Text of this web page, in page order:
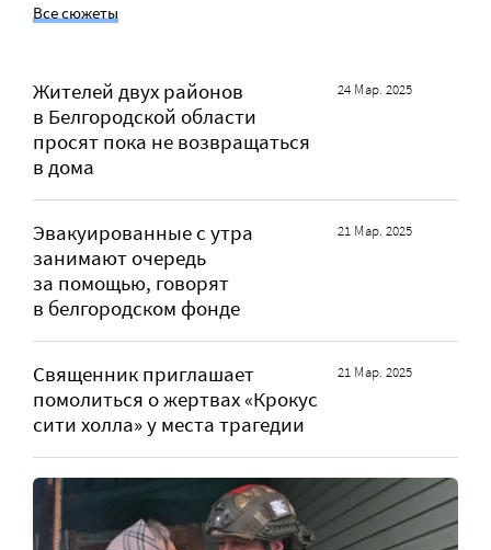
Все сюжеты
Жителей двух районов
в Белгородской области
просят пока не возвращаться
в дома
24 Мар. 2025
Эвакуированные с утра
занимают очередь
за помощью, говорят
в белгородском фонде
21 Мар. 2025
Священник приглашает
помолиться о жертвах «Крокус
сити холла» у места трагедии
21 Мар. 2025